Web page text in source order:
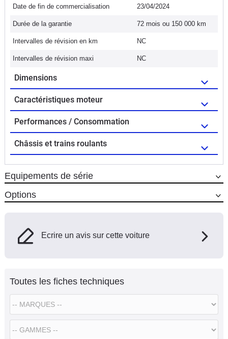
Date de fin de commercialisation 23/04/2024
Durée de la garantie 72 mois ou 150 000 km
Intervalles de révision en km NC
Intervalles de révision maxi NC
Dimensions
Caractéristiques moteur
Performances / Consommation
Châssis et trains roulants
Equipements de série
Options
Ecrire un avis sur cette voiture
Toutes les fiches techniques